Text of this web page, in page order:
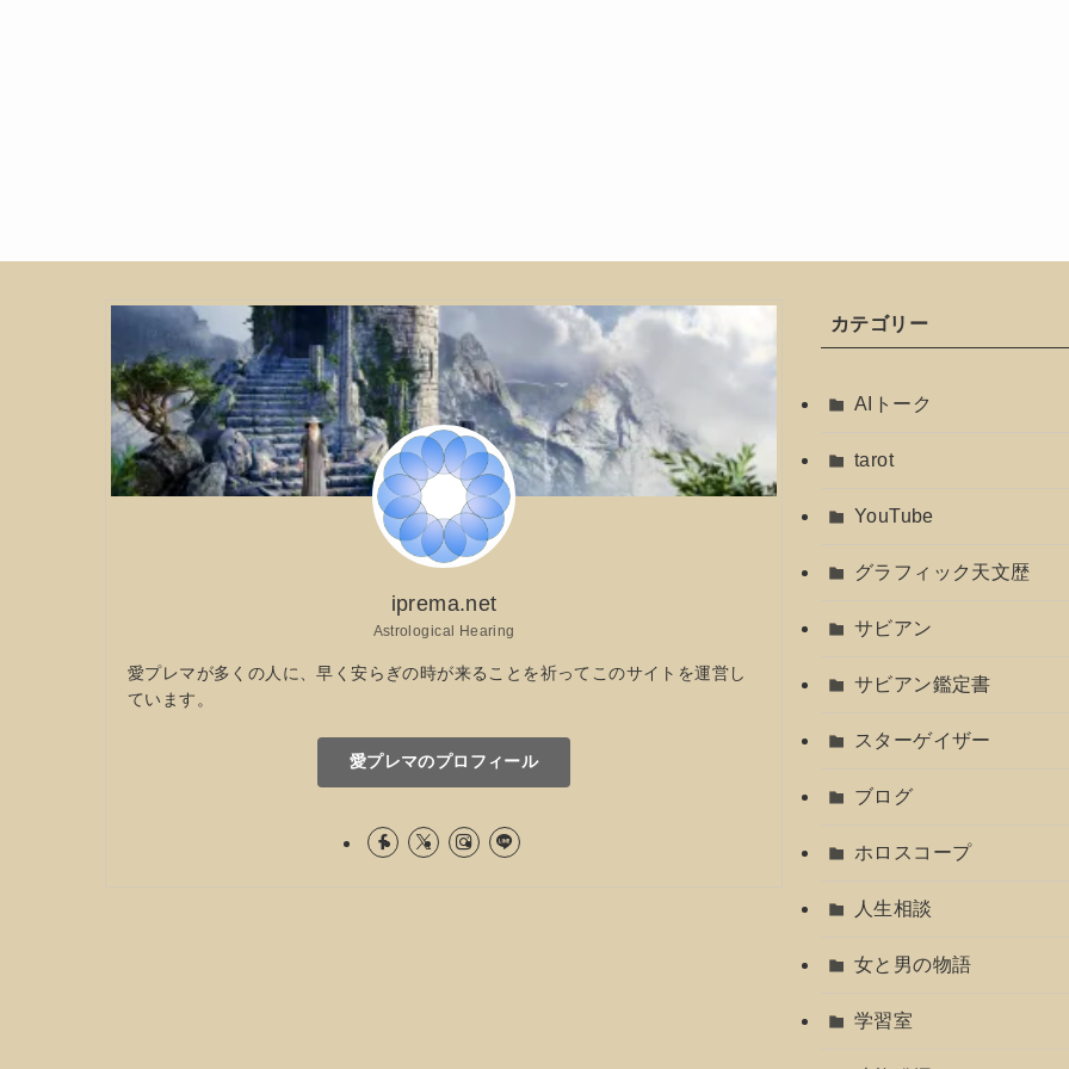
iprema.net
Astrological Hearing
愛プレマが多くの人に、早く安らぎの時が来ることを祈ってこのサイトを運営し
ています。
愛プレマのプロフィール
カテゴリー
AIトーク
tarot
YouTube
グラフィック天文歴
サビアン
サビアン鑑定書
スターゲイザー
ブログ
ホロスコープ
人生相談
女と男の物語
学習室